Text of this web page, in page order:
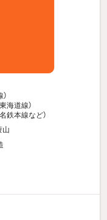
海道線）
名鉄本線など）
山